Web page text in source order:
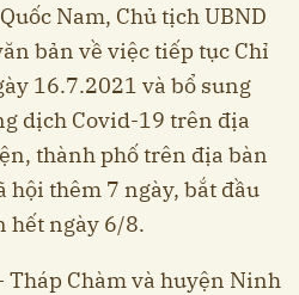
Nam, Chủ tịch UBND
bản về việc tiếp tục Chỉ
16.7.2021 và bổ sung
dịch Covid-19 trên địa
thành phố trên địa bàn
hội thêm 7 ngày, bắt đầu
hết ngày 6/8.
Tháp Chàm và huyện Ninh